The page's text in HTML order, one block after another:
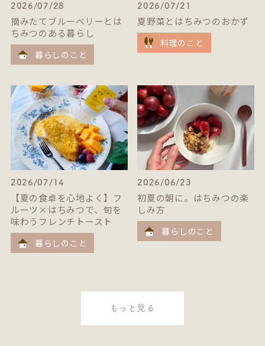
2026/07/28
摘みたてブルーベリーとは
ちみつのある暮らし
暮らしのこと
2026/07/21
夏野菜とはちみつのおかず
料理のこと
2026/07/14
【夏の食卓を心地よく】フ
ルーツ×はちみつで、旬を
味わうフレンチトースト
暮らしのこと
2026/06/23
初夏の朝に。はちみつの楽
しみ方
暮らしのこと
もっと見る